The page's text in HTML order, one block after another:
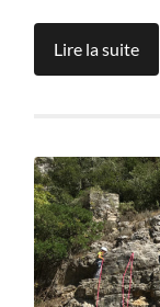
Lire la suite